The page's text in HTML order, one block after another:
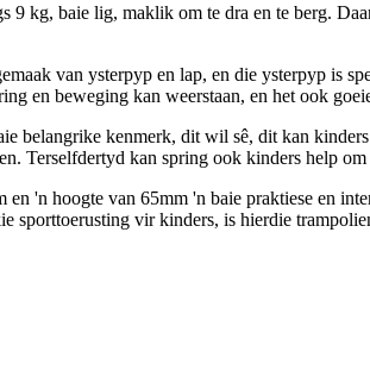
kg, baie lig, maklik om te dra en te berg.
van ysterpyp en lap, en die ysterpyp is
en beweging kan weerstaan, en het ook
belangrike kenmerk, dit wil sê, dit kan
Terselfdertyd kan spring ook kinders help
'n hoogte van 65mm 'n baie praktiese en
sporttoerusting vir kinders, is hierdie